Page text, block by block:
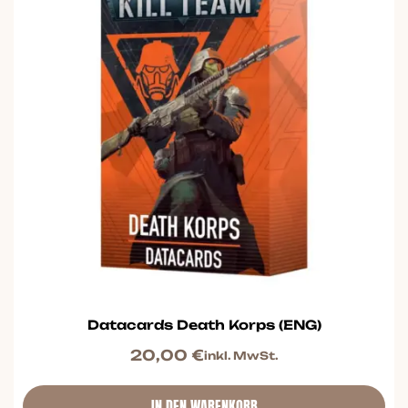
Datacards Death Korps (ENG)
20,00 €inkl. MwSt.